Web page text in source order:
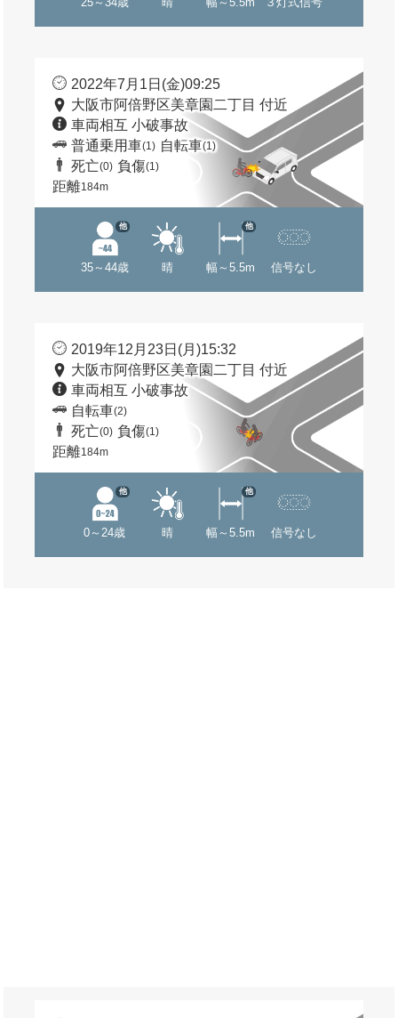
2022年7月1日(金)09:25
大阪市阿倍野区美章園二丁目 付近
車両相互 小破事故
普通乗用車(1) 自転車(1)
死亡(0) 負傷(1)
距離184m
35～44歳
他
晴 幅～5.5m
他
信号なし
2019年12月23日(月)15:32
大阪市阿倍野区美章園二丁目 付近
車両相互 小破事故
自転車(2)
死亡(0) 負傷(1)
距離184m
0～24歳
他
晴 幅～5.5m
他
信号なし